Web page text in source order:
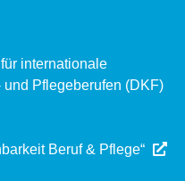
internationale
Pflegeberufen (DKF)
Beruf & Pflege“